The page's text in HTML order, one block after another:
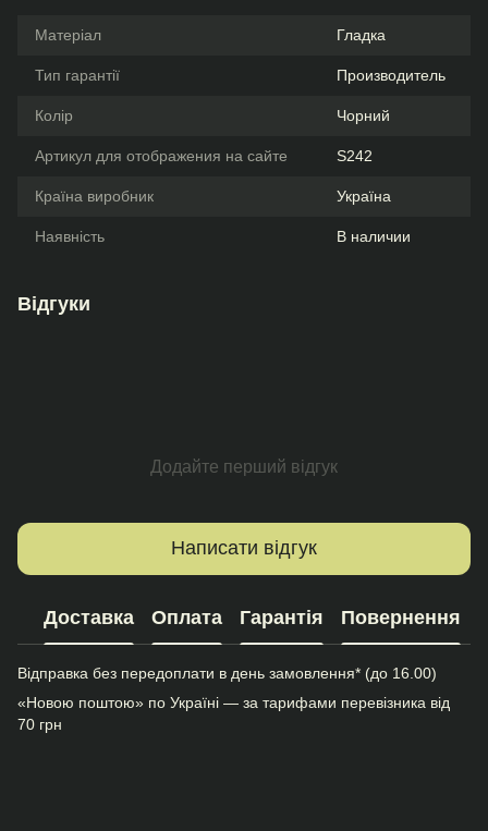
Матеріал Гладка
Тип гарантії Производитель
Колір Чорний
Артикул для отображения на сайте S242
Країна виробник Україна
Наявність В наличии
Відгуки
Додайте перший відгук
Написати відгук
Доставка Оплата Гарантія Повернення
Відправка без передоплати в день замовлення* (до 16.00)
«Новою поштою» по Україні — за тарифами перевізника від
70 грн